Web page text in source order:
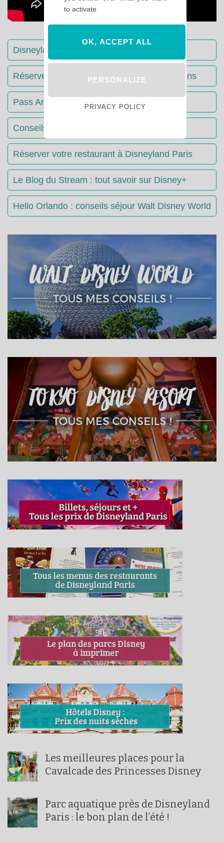
Disneyland Paris : Le guide complet
Réserver votre séjour : toutes les informations
Pass Annuels Disney : informations
Conseils & Astuces Disneyland Paris
Réserver votre restaurant à Disneyland Paris
Le Blog du Stream : tout savoir sur Disney+
Hello Orlando : conseils séjour Walt Disney World
Les meilleures places pour la
Cavalcade des Princesses Disney
Parc aquatique près de Disneyland
Paris : le bon plan de l’été !
to activate
OK, ACCEPT ALL
PERSONALIZE
PRIVACY POLICY